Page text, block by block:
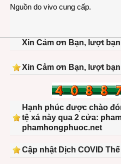
Nguồn do vivo cung cấp.
Xin Cảm ơn Bạn, lượt
Xin Cảm ơn Bạn, lượt
Hạnh phúc được chào
tệ xá này qua 2 cửa:
phamhongphuoc.net
Cập nhật Dịch COVID